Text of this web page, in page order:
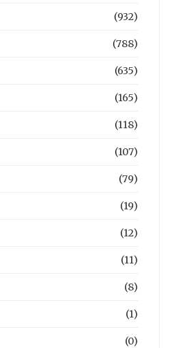
(932)
(788)
(635)
(165)
(118)
(107)
(79)
(19)
(12)
(11)
(8)
(1)
(0)